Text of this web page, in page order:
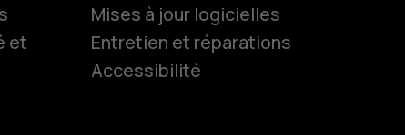
et
Mises à jour logicielles
Entretien et réparations
Accessibilité